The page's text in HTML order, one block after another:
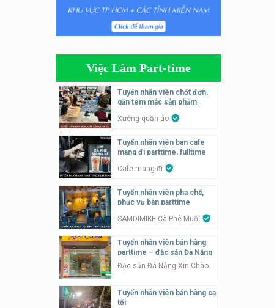
Tuyển nhân viên tiếp thực,
phục vụ bàn
– hỗ trợ ăn ở
Quán bánh đa cua
parttime
Tuyển nhân viên bán hàng
parttime
Húp Tea
Tuyển nhân viên pha chế
tiệm trà sữa
TRÀ SỮA THÁI LAN
Tuyển nhân viên tư vấn bán
Việc Làm Part-time
Tuyển nhân viên chốt đơn,
gắn tem mác sản phẩm
Xưởng quần áo
Tuyển nhân viên bán cafe
mang đi parttime, fulltime
Cafe mang đi
Tuyển nhân viên pha chế,
phục vụ bàn parttime
SAMDIMIKE Cà Phê Muối
Tuyển nhân viên bán hàng
parttime – đặc sản Đà Nẵng
Đặc sản Đà Nẵng Xin Chào
Tuyển nhân viên bán hàng ca
tối